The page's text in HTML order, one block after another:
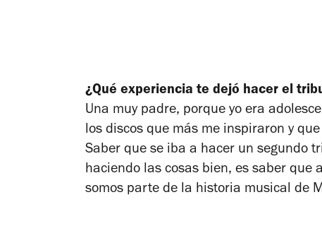
¿Qué experiencia te dejó hacer el
Una muy padre, porque yo era
los discos que más me inspiraron y
Saber que se iba a hacer un segundo
haciendo las cosas bien, es saber que
somos parte de la historia musical de